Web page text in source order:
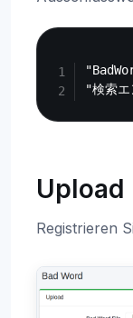
Upload
Registrieren